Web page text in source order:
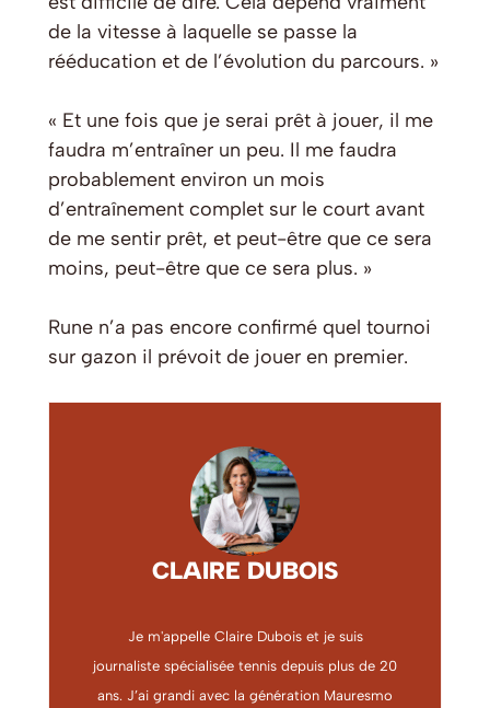
de la vitesse à laquelle se passe la
rééducation et de l’évolution du parcours. »
« Et une fois que je serai prêt à jouer, il me
faudra m’entraîner un peu. Il me faudra
probablement environ un mois
d’entraînement complet sur le court avant
de me sentir prêt, et peut-être que ce sera
moins, peut-être que ce sera plus. »
Rune n’a pas encore confirmé quel tournoi
sur gazon il prévoit de jouer en premier.
CLAIRE DUBOIS
Je m'appelle Claire Dubois et je suis
journaliste spécialisée tennis depuis plus de 20
ans. J’ai grandi avec la génération Mauresmo